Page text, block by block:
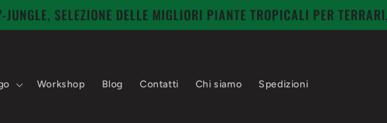
JUNGLE, SELEZIONE DELLE MIGLIORI PIANTE TROPICALI PER
Workshop Blog Contatti Chi siamo Spedizioni